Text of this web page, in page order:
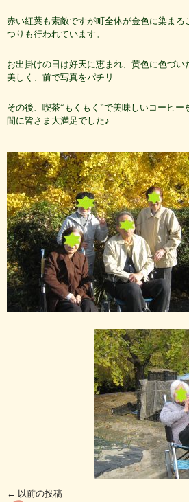
赤い紅葉も素敵ですが町全体が金色に染まる
つりも行われています。
お出掛けの日は好天に恵まれ、黄色に色づい
美しく、前で写真をパチリ
その後、喫茶“もくもく”で美味しいコーヒ
間に皆さま大満足でした♪
← 以前の投稿